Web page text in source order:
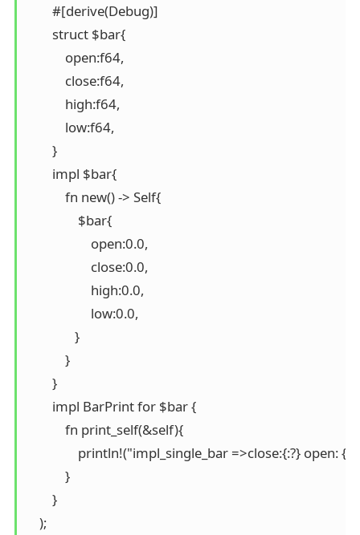
        #[derive(Debug)]
        struct $bar{
            open:f64,
            close:f64,
            high:f64,
            low:f64,
        }
        impl $bar{
            fn new() -> Self{
                $bar{
                    open:0.0,
                    close:0.0,
                    high:0.0,
                    low:0.0,
               }
            }
        }
        impl BarPrint for $bar {
            fn print_self(&self){
println!("impl_single_bar =>close:{:?} open:
            }
        }
    );